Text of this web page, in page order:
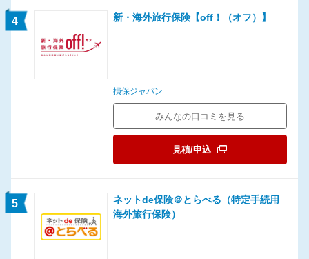
4 新・海外旅行保険【off！（オフ）】
損保ジャパン
見積/申込
みんなの口コミを見る
5
ネットde保険＠とらべる（特定手続用
海外旅行保険）